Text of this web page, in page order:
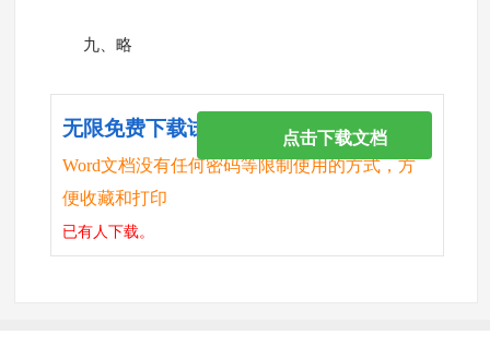
九、略
无限免费下载试卷
Word文档没有任何密码等限制使用的方式，方
便收藏和打印
已有人下载。
点击下载文档